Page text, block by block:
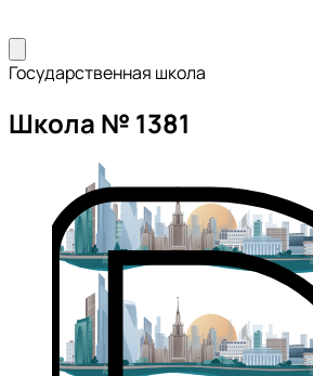
Государственная школа
Школа № 1381